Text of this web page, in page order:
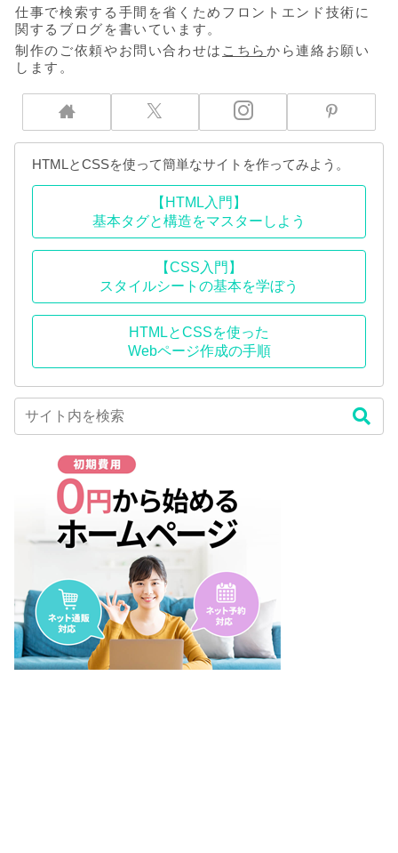
仕事で検索する手間を省くためフロントエンド技術に
関するブログを書いています。
制作のご依頼やお問い合わせは こちらから連絡お願い
します。
HTMLとCSSを使って簡単なサイトを作ってみよう。
【HTML入門】
基本タグと構造をマスターしよう
【CSS入門】
スタイルシートの基本を学ぼう
HTMLとCSSを使った
Webページ作成の手順